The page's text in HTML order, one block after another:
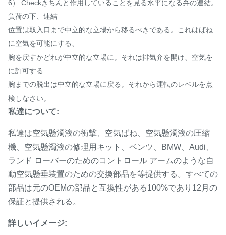
6）.Checkきちんと作用していることを見る水平になる弁の連結。
負荷の下、連結
位置は取入口まで中立的な立場から移るべきである。これはばね
に空気を可能にする、
腕を戻すかどれが中立的な立場に。それは排気弁を開け、空気を
に許可する
腕までの脱出は中立的な立場に戻る。それから運転のレベルを点
検しなさい。
私達について:
私達は空気懸濁液の衝撃、空気ばね、空気懸濁液の圧縮
機、空気懸濁液の修理用キット、ベンツ、BMW、Audi、
ランド ローバーのためのコントロール アームのような自
動空気懸垂装置のための交換部品を等提供する。すべての
部品は元のOEMの部品と互換性がある100%であり12月の
保証と提供される。
詳しいイメージ: